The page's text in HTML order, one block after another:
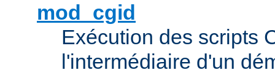
mod_cgid
Exécution des scripts
l'intermédiaire d'un